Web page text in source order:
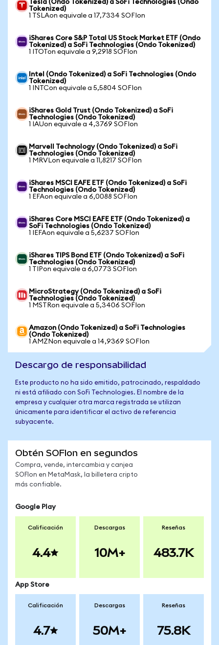
Tesla (Ondo Tokenized) a SoFi Technologies (Ondo
Tokenized)
1 TSLAon equivale a 17,7334 SOFIon
iShares Core S&P Total US Stock Market ETF (Ondo
Tokenized) a SoFi Technologies (Ondo Tokenized)
1 ITOTon equivale a 9,2918 SOFIon
Intel (Ondo Tokenized) a SoFi Technologies (Ondo
Tokenized)
1 INTCon equivale a 5,5804 SOFIon
iShares Gold Trust (Ondo Tokenized) a SoFi
Technologies (Ondo Tokenized)
1 IAUon equivale a 4,3769 SOFIon
Marvell Technology (Ondo Tokenized) a SoFi
Technologies (Ondo Tokenized)
1 MRVLon equivale a 11,8217 SOFIon
iShares MSCI EAFE ETF (Ondo Tokenized) a SoFi
Technologies (Ondo Tokenized)
1 EFAon equivale a 6,0088 SOFIon
iShares Core MSCI EAFE ETF (Ondo Tokenized) a
SoFi Technologies (Ondo Tokenized)
1 IEFAon equivale a 5,6237 SOFIon
iShares TIPS Bond ETF (Ondo Tokenized) a SoFi
Technologies (Ondo Tokenized)
1 TIPon equivale a 6,0773 SOFIon
MicroStrategy (Ondo Tokenized) a SoFi
Technologies (Ondo Tokenized)
1 MSTRon equivale a 5,3406 SOFIon
Amazon (Ondo Tokenized) a SoFi Technologies
(Ondo Tokenized)
1 AMZNon equivale a 14,9369 SOFIon
Descargo de responsabilidad
Este producto no ha sido emitido, patrocinado, respaldado
ni está afiliado con SoFi Technologies. El nombre de la
empresa y cualquier otra marca registrada se utilizan
únicamente para identificar el activo de referencia
subyacente.
Obtén SOFIon en segundos
Compra, vende, intercambia y canjea
SOFIon en MetaMask, la billetera cripto
más confiable.
Google Play
Calificación
4.4
Descargas
10M+
Reseñas
483.7K
App Store
Calificación
4.7
Descargas
50M+
Reseñas
75.8K